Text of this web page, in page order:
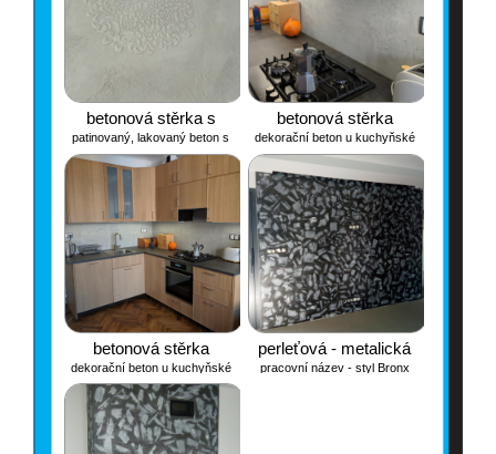
betonová stěrka s
mandalou
patinovaný, lakovaný beton s
plastickým vzorem mandaly
betonová stěrka
dekorační beton u kuchyňské
linky
betonová stěrka
dekorační beton u kuchyňské
linky
perleťová - metalická
pracovní název - styl Bronx